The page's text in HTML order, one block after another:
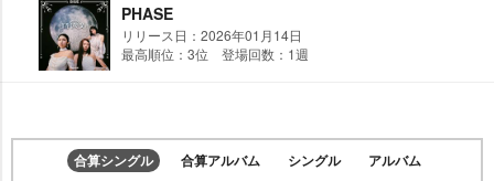
PHASE
リリース日：2026年01月14日
最高順位：3位 登場回数：1週
合算シングル 合算アルバム シングル
アルバム